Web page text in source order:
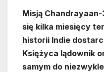
Misją
się kilka miesięcy
historii Indie
Księżyca lądownik
samym do